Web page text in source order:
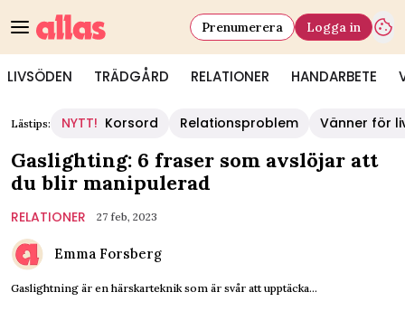
LIVSÖDEN TRÄDGÅRD RELATIONER HANDARBETE
Prenumerera Logga in
Lästips: NYTT! Korsord Relationsproblem Vänner för
Gaslighting: 6 fraser som avslöjar att
du blir manipulerad
RELATIONER 27 feb, 2023
Emma Forsberg
Gaslightning är en härskarteknik som är svår att upptäcka...